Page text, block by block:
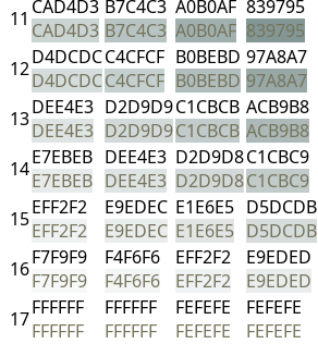
11 CAD4D3
CAD4D3
B7C4C3
B7C4C3
A0B0AF
A0B0AF
839795
839795
12D4DCDC
D4DCDC
C4CFCF
C4CFCF
B0BEBD
B0BEBD
97A8A7
97A8A7
13DEE4E3
DEE4E3
D2D9D9
D2D9D9
C1CBCB
C1CBCB
ACB9B8
ACB9B8
14E7EBEB
E7EBEB
DEE4E3
DEE4E3
D2D9D8
D2D9D8
C1CBC9
C1CBC9
15EFF2F2
EFF2F2
E9EDEC
E9EDEC
E1E6E5
E1E6E5
D5DCDB
D5DCDB
16F7F9F9
F7F9F9
F4F6F6
F4F6F6
EFF2F2
EFF2F2
E9EDED
E9EDED
17FFFFFF
FFFFFF
FFFFFF
FFFFFF
FEFEFE
FEFEFE
FEFEFE
FEFEFE